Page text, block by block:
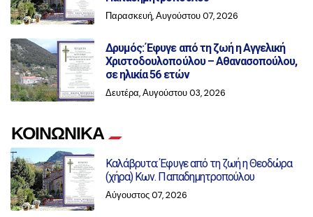
Παρασκευή, Αυγούστου 07, 2026
Δρυμός: Έφυγε από τη ζωή η Αγγελική
Χριστοδουλοπούλου – Αθανασοπούλου,
σε ηλικία 56 ετών
Δευτέρα, Αυγούστου 03, 2026
ΚΟΙΝΩΝΙΚΑ
Καλάβρυτα: Έφυγε από τη ζωή η Θεοδώρα
(χήρα) Κων. Παπαδημητροπούλου
Αύγουστος 07, 2026